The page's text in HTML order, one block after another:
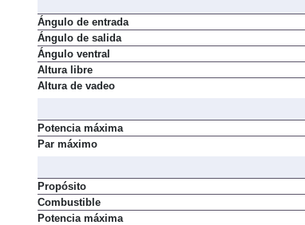
Ángulo de entrada
Ángulo de salida
Ángulo ventral
Altura libre
Altura de vadeo
Potencia máxima
Par máximo
Propósito
Combustible
Potencia máxima